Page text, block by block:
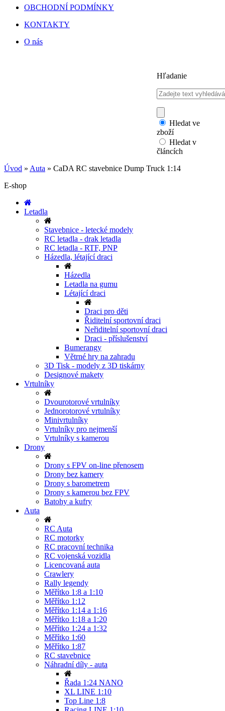
OBCHODNÍ PODMÍNKY
KONTAKTY
O nás
Hľadanie
Hledat ve
zboží
Hledat v
článcích
Úvod » Auta » CaDA RC stavebnice Dump Truck 1:14
E-shop
Letadla
Stavebnice - letecké modely
RC letadla - drak letadla
RC letadla - RTF, PNP
Házedla, létající draci
Házedla
Letadla na gumu
Létající draci
Draci pro děti
Řiditelní sportovní draci
Neřiditelní sportovní draci
Draci - příslušenství
Bumerangy
Větrné hry na zahradu
3D Tisk - modely z 3D tiskárny
Designové makety
Vrtulníky
Dvourotorové vrtulníky
Jednorotorové vrtulníky
Minivrtulníky
Vrtulníky pro nejmenší
Vrtulníky s kamerou
Drony
Drony s FPV on-line přenosem
Drony bez kamery
Drony s barometrem
Drony s kamerou bez FPV
Batohy a kufry
Auta
RC Auta
RC motorky
RC pracovní technika
RC vojenská vozidla
Licencovaná auta
Crawlery
Rally legendy
Měřítko 1:8 a 1:10
Měřítko 1:12
Měřítko 1:14 a 1:16
Měřítko 1:18 a 1:20
Měřítko 1:24 a 1:32
Měřítko 1:60
Měřítko 1:87
RC stavebnice
Náhradní díly - auta
Řada 1:24 NANO
XL LINE 1:10
Top Line 1:8